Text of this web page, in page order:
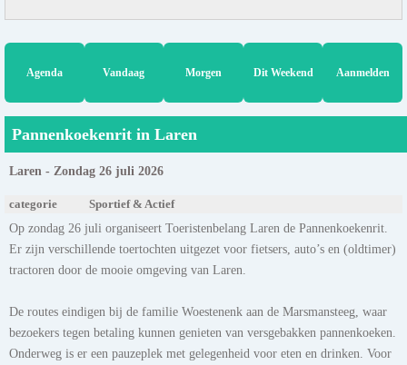
Agenda Vandaag Morgen Dit Weekend Aanmelden
Pannenkoekenrit in Laren
Laren - Zondag 26 juli 2026
categorie Sportief & Actief
Op zondag 26 juli organiseert Toeristenbelang Laren de Pannenkoekenrit.
Er zijn verschillende toertochten uitgezet voor fietsers, auto’s en (oldtimer)
tractoren door de mooie omgeving van Laren.
De routes eindigen bij de familie Woestenenk aan de Marsmansteeg, waar
bezoekers tegen betaling kunnen genieten van versgebakken pannenkoeken.
Onderweg is er een pauzeplek met gelegenheid voor eten en drinken. Voor